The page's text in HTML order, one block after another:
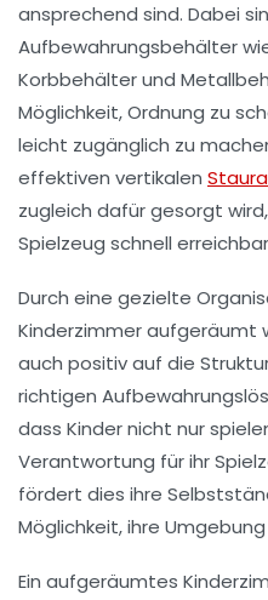
ansprechend sind. Dabei
Aufbewahrungsbehälter
Korbbehälterund
Möglichkeit, Ordnung zu
leicht zugänglich zu
effektiven vertikalen
zugleich dafür gesorgt
Spielzeug schnell
Durch eine gezielte
Kinderzimmer aufgeräumt
auch positiv auf die
richtigen
dass Kinder nicht nur
Verantwortung für ihr
fördert dies ihre
Möglichkeit, ihre
Ein aufgeräumtes